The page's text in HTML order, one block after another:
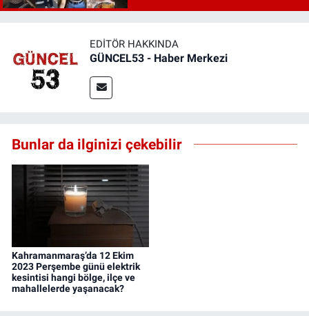
EDITÖR HAKKINDA
GÜNCEL53 - Haber Merkezi
Bunlar da ilginizi çekebilir
Kahramanmaraş’da 12 Ekim
2023 Perşembe günü elektrik
kesintisi hangi bölge, ilçe ve
mahallelerde yaşanacak?